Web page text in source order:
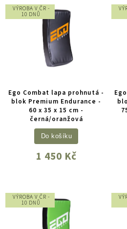
VÝROBA V ČR -
10 DNŮ
Ego Combat lapa prohnutá -
blok Premium Endurance -
60 x 35 x 15 cm -
černá/oranžová
1 450 Kč
Do košíku
VÝROBA V ČR -
10 DNŮ